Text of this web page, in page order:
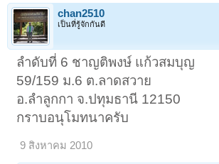
chan2510
เป็นที่รู้จักกันดี
ลำดับที่ 6 ชาญติพงษ์ แก้วสมบุญ
59/159 ม.6 ต.ลาดสวาย
อ.ลำลูกกา จ.ปทุมธานี 12150
กราบอนุโมทนาครับ
9 สิงหาคม 2010